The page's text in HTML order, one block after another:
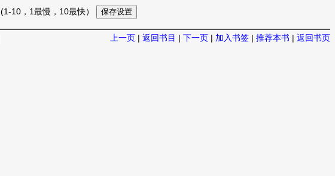
(1-10，1最慢，10最快）
上一页 | 返回书目 | 下一页 | 加入书签 | 推荐本书 | 返回书页